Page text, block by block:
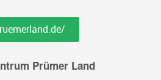
Prümer Land